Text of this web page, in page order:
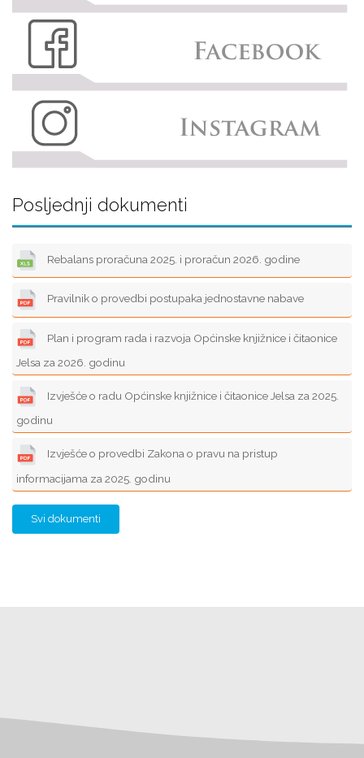
Posljednji dokumenti
Rebalans proračuna 2025. i proračun 2026. godine
Pravilnik o provedbi postupaka jednostavne nabave
Plan i program rada i razvoja Općinske knjižnice i čitaonice
Jelsa za 2026. godinu
Izvješće o radu Općinske knjižnice i čitaonice Jelsa za 2025.
godinu
Izvješće o provedbi Zakona o pravu na pristup
informacijama za 2025. godinu
Svi dokumenti